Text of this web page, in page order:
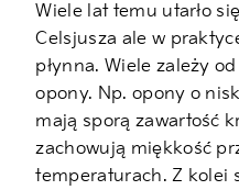
Wiele lat temu utarło
Celsjusza ale w
płynna. Wiele zależy
opony. Np. opony o
mają sporą zawartość
zachowują miękkość
temperaturach. Z kolei